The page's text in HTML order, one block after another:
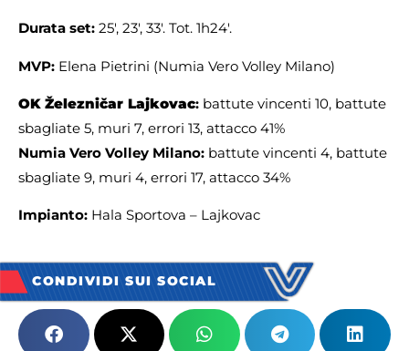
Durata set: 25′, 23′, 33′. Tot. 1h24′.
MVP: Elena Pietrini (Numia Vero Volley Milano)
OK Železničar Lajkovac: battute vincenti 10, battute
sbagliate 5, muri 7, errori 13, attacco 41%
Numia Vero Volley Milano: battute vincenti 4, battute
sbagliate 9, muri 4, errori 17, attacco 34%
Impianto: Hala Sportova – Lajkovac
CONDIVIDI SUI SOCIAL